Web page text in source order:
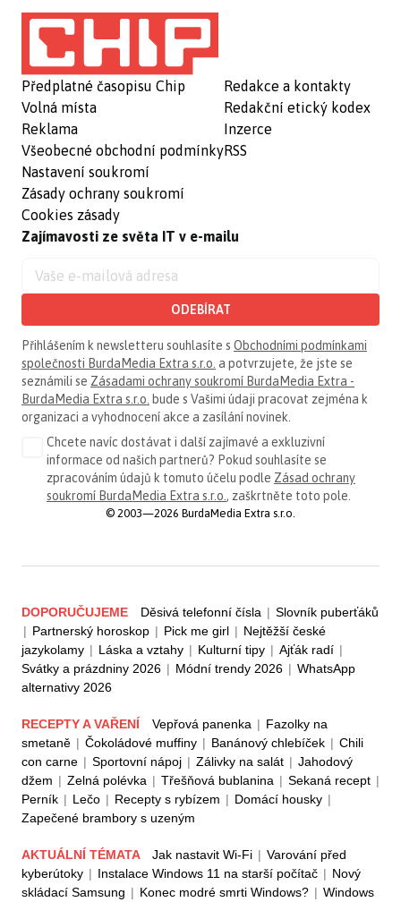
Předplatné časopisu Chip
Volná místa
Reklama
Všeobecné obchodní podmínky
Nastavení soukromí
Zásady ochrany soukromí
Cookies zásady
Redakce a kontakty
Redakční etický kodex
Inzerce
RSS
Zajímavosti ze světa IT v e-mailu
ODEBÍRAT
Přihlášením k newsletteru souhlasíte s Obchodními podmínkami
společnosti BurdaMedia Extra s.r.o. a potvrzujete, že jste se
seznámili se Zásadami ochrany soukromí BurdaMedia Extra -
BurdaMedia Extra s.r.o. bude s Vašimi údaji pracovat zejména k
organizaci a vyhodnocení akce a zasílání novinek.
Chcete navíc dostávat i další zajímavé a exkluzivní
informace od našich partnerů? Pokud souhlasíte se
zpracováním údajů k tomuto účelu podle Zásad ochrany
soukromí BurdaMedia Extra s.r.o. , zaškrtněte toto pole.
© 2003—2026 BurdaMedia Extra s.r.o.
DOPORUČUJEME Děsivá telefonní čísla | Slovník puberťáků
| Partnerský horoskop | Pick me girl | Nejtěžší české
jazykolamy | Láska a vztahy | Kulturní tipy | Ajťák radí |
Svátky a prázdniny 2026 | Módní trendy 2026 | WhatsApp
alternativy 2026
RECEPTY A VAŘENÍ Vepřová panenka | Fazolky na
smetaně | Čokoládové muffiny | Banánový chlebíček | Chili
con carne | Sportovní nápoj | Zálivky na salát | Jahodový
džem | Zelná polévka | Třešňová bublanina | Sekaná recept |
Perník | Lečo | Recepty s rybízem | Domácí housky |
Zapečené brambory s uzeným
AKTUÁLNÍ TÉMATA Jak nastavit Wi-Fi | Varování před
kyberútoky | Instalace Windows 11 na starší počítač | Nový
skládací Samsung | Konec modré smrti Windows? | Windows